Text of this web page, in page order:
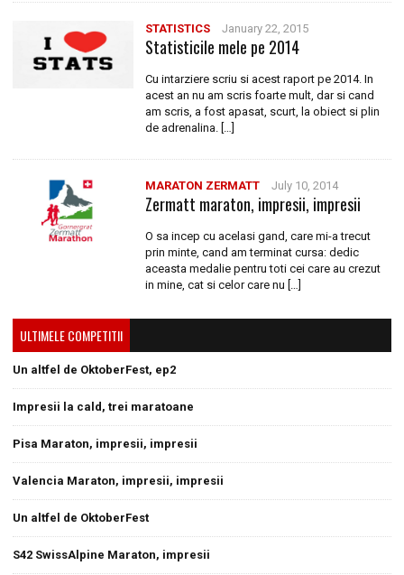
STATISTICS January 22, 2015
Statisticile mele pe 2014
Cu intarziere scriu si acest raport pe 2014. In
acest an nu am scris foarte mult, dar si cand
am scris, a fost apasat, scurt, la obiect si plin
de adrenalina. […]
MARATON ZERMATT July 10, 2014
Zermatt maraton, impresii, impresii
O sa incep cu acelasi gand, care mi-a trecut
prin minte, cand am terminat cursa: dedic
aceasta medalie pentru toti cei care au crezut
in mine, cat si celor care nu […]
ULTIMELE COMPETITII
Un altfel de OktoberFest, ep2
Impresii la cald, trei maratoane
Pisa Maraton, impresii, impresii
Valencia Maraton, impresii, impresii
Un altfel de OktoberFest
S42 SwissAlpine Maraton, impresii